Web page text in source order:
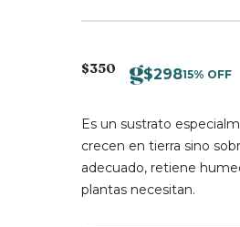
$350 $29815% OFF
Es un sustrato
crecen en tierra sino
adecuado, retiene
plantas necesitan.